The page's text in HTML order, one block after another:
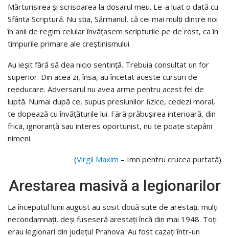
Mărturisirea şi scrisoarea la dosarul meu. Le-a luat o dată cu
Sfânta Scriptură. Nu ştia, Sărmanul, că cei mai mulţi dintre noi
în anii de regim celular învăţasem scripturile pe de rost, ca în
timpurile primare ale creştinismului.
Au ieşit fără să dea nicio sentinţã. Trebuia consultat un for
superior. Din acea zi, însã, au încetat aceste cursuri de
reeducare. Adversarul nu avea arme pentru acest fel de
luptă. Numai după ce, supus presiunilor ﬁzice, cedezi moral,
te dopează cu învăţăturile lui. Fãrã prăbuşirea interioară, din
fricã, ignoranţă sau interes oportunist, nu te poate stapâni
nimeni.
(Virgil Maxim – Imn pentru crucea purtată)
Arestarea masivă a legionarilor
La începutul lunii august au sosit două sute de arestaţi, mulţi
necondamnaţi, deşi fuseseră arestaţi încă din mai 1948. Toţi
erau legionari din judeţul Prahova. Au fost cazaţi într-un